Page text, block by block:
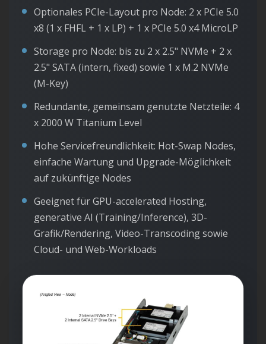
Optionales PCIe-Layout pro Node: 2 x PCIe 5.0
x8 (1 x FHFL + 1 x LP) + 1 x PCIe 5.0 x4 MicroLP
Storage pro Node: bis zu 2 x 2.5" NVMe + 2 x
2.5" SATA (intern, fixed) sowie 1 x M.2 NVMe
(M-Key)
Redundante, gemeinsam genutzte Netzteile: 4
x 2000 W Titanium Level
Hohe Servicefreundlichkeit: Hot-Swap Nodes,
einfache Wartung und Upgrade-Möglichkeit
auf zukünftige Nodes
Geeignet für GPU-accelerated Hosting,
generative AI (Training/Inference), 3D-
Grafik/Rendering, Video-Transcoding sowie
Cloud- und Web-Workloads